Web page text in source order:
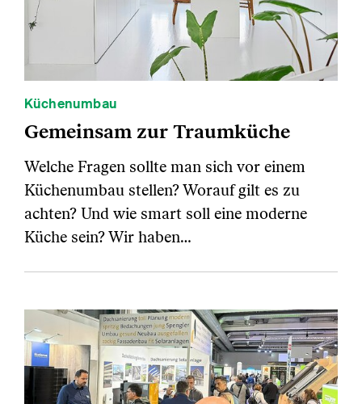
Küchenumbau
Gemeinsam zur Traumküche
Welche Fragen sollte man sich vor einem
Küchenumbau stellen? Worauf gilt es zu
achten? Und wie smart soll eine moderne
Küche sein? Wir haben…